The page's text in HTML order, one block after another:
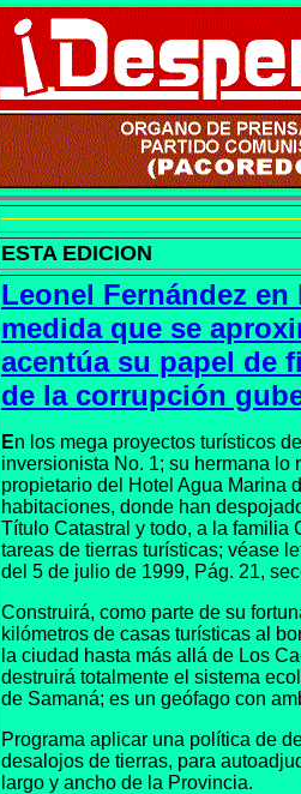
ESTA EDICION
Leonel Fernández en
medida que se
acentúa su papel de
de la corrupción
En los mega proyectos turísticos
inversionista No. 1; su hermana lo
propietario del Hotel Agua Marina
habitaciones, donde han
Título Catastral y todo, a la familia
tareas de tierras turísticas; véase
del 5 de julio de 1999, Pág. 21,
Construirá, como parte de su
kilómetros de casas turísticas al
la ciudad hasta más allá de Los
destruirá totalmente el sistema
de Samaná; es un geófago con
Programa aplicar una política de
desalojos de tierras, para
largo y ancho de la Provincia.